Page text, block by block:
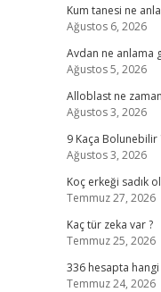
Kum tanesi ne
Ağustos 6, 2026
Avdan ne anlama
Ağustos 5, 2026
Alloblast ne
Ağustos 3, 2026
9 Kaça Bolunebilir
Ağustos 3, 2026
Koç erkeği sadık
Temmuz 27, 2026
Kaç tür zeka var ?
Temmuz 25, 2026
336 hesapta
Temmuz 24, 2026